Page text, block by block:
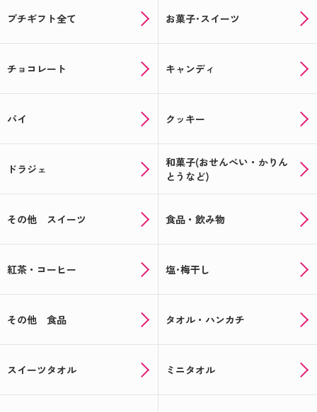
プチギフト全て お菓子･スイーツ
チョコレート キャンディ
パイ クッキー
ドラジェ
和菓子(おせんべい・かりん
とうなど)
その他 スイーツ 食品・飲み物
紅茶・コーヒー 塩･梅干し
その他 食品 タオル・ハンカチ
スイーツタオル ミニタオル